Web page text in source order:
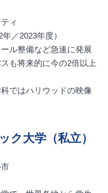
ィ
／2023年度）
ル整備など急速に発展
も将来的に今の2倍以上
ではハリウッドの映像
ク大学（私立）